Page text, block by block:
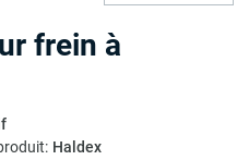
frein à
: Haldex